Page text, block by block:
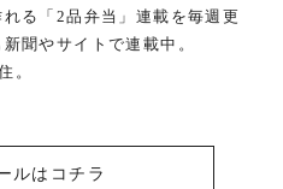
る「2品弁当」連載を毎週更
聞やサイトで連載中。
。
ルはコチラ